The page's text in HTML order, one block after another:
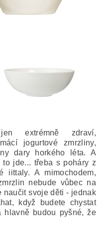
extrémně zdraví,
jogurtové zmrzliny,
dary horkého léta. A
jde... třeba s poháry z
iittaly. A mimochodem,
nebude vůbec na
naučit svoje děti - jednak
když budete chystat
hlavně budou pyšné, že